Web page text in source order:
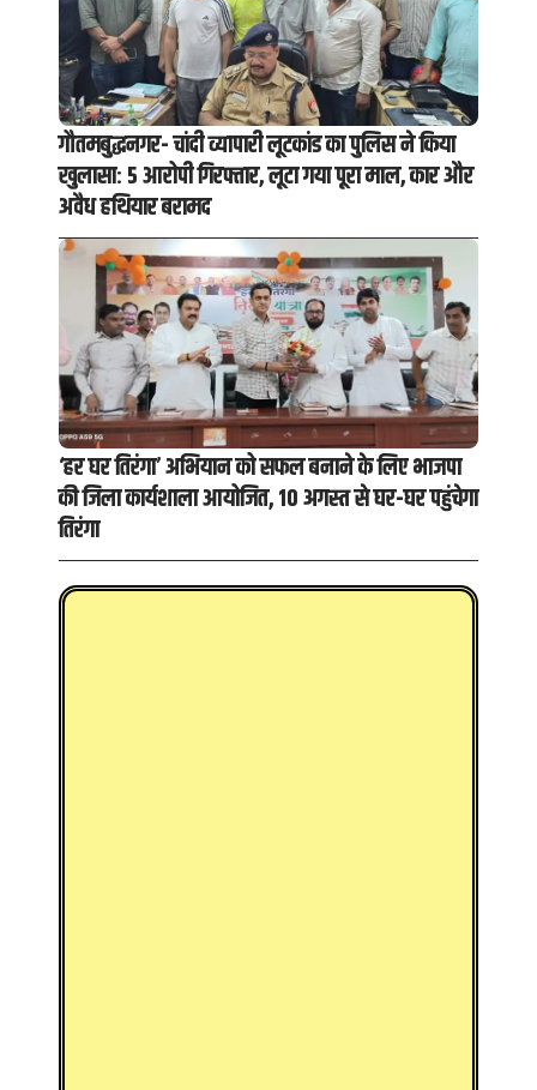
गौतमबुद्धनगर- चांदी व्यापारी लूटकांड का पुलिस ने किया
खुलासा: 5 आरोपी गिरफ्तार, लूटा गया पूरा माल, कार और
अवैध हथियार बरामद
‘हर घर तिरंगा’ अभियान को सफल बनाने के लिए भाजपा
की जिला कार्यशाला आयोजित, 10 अगस्त से घर-घर पहुंचेगा
तिरंगा